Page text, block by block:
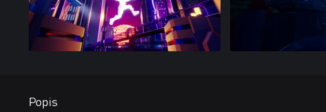
Popis